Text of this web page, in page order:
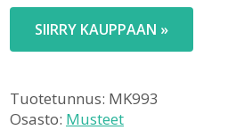
SIIRRY KAUPPAAN »
Tuotetunnus: MK993
Osasto: Musteet